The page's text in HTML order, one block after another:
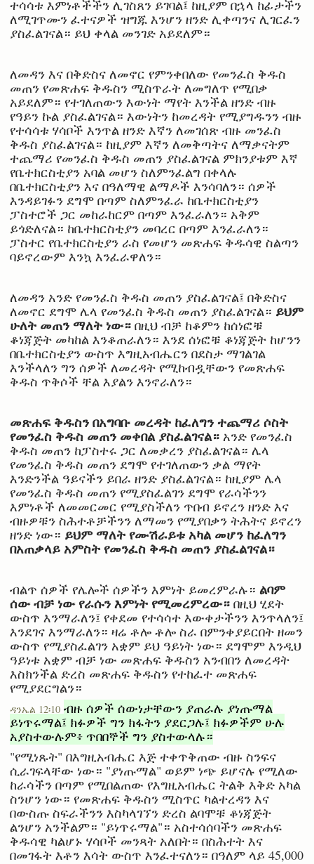
ተሳሳቱ እምነቶችችን ሊገስጸን ይገባል፤ ከዚያም በኋላ ከፊታችን
ለሚገጥሙን ፈተናዎች ዝግጁ እንሆን ዘንድ ሊቀጣንና ሊገርፈን
ያስፈልገናል። ይህ ቀላል መንገድ አይደለም።
ለመዳን እና በቅድስና ለመኖር የምንቀበለው የመንፈስ ቅዱስ
መጠን የመጽሐፍ ቅዱስን ሚስጥራት ለመግለጥ የሚበቃ
አይደለም። የተገለጠውን እውነት ማየት እንችል ዘንድ ብዙ
የዓይን ኩል ያስፈልገናል። እውነትን ከመረዳት የሚያግዱንን ብዙ
የተሳሳቱ ሃሳቦች እንጥል ዘንድ እኛን ለመገሰጽ ብዙ መንፈስ
ቅዱስ ያስፈልገናል። ከዚያም እኛን ለመቅጣትና ለማቃናትም
ተጨማሪ የመንፈስ ቅዱስ መጠን ያስፈልገናል ምክንያቱም እኛ
የቤተክርስቲያን አባል መሆን ስለምንፈልግ በቀላሉ
በቤተክርስቲያን እና በዓለማዊ ልማዶች እንሳባለን። ሰዎች
እንዳይገፉን ደግሞ በጣም ስለምንፈራ ከቤተክርስቲያን
ፓስተሮች ጋር መከራከርም በጣም እንፈራለን። አቅም
ይጎድለናል። ከቤተክርስቲያን መባረር በጣም እንፈራለን።
ፓስተር የቤተክርስቲያን ራስ የመሆን መጽሐፍ ቅዱሳዊ ስልጣን
ባይኖረውም እንኳ እንፈራዋለን።
ለመዳን አንድ የመንፈስ ቅዱስ መጠን ያስፈልገናል፤ በቅድስና
ለመኖር ደግሞ ሌላ የመንፈስ ቅዱስ መጠን ያስፈልገናል። ይህም
ሁለት መጠን ማለት ነው። በዚህ ብቻ ከቆምን ከሰነፎቹ
ቆነጃጅት መካከል እንቆጠራለን። እንደ ሰነፎቹ ቆነጃጅት ከሆንን
በቤተክርስቲያን ውስጥ እግዚአብሔርን በደስታ ማገልገል
እንችላለን ግን ሰዎች ለመረዳት የሚከብዷቸውን የመጽሐፍ
ቅዱስ ጥቅሶች ቸል እያልን እንኖራለን።
መጽሐፍ ቅዱስን በአግባቡ መረዳት ከፈለግን ተጨማሪ ሶስት
የመንፈስ ቅዱስ መጠን መቀበል ያስፈልገናል። አንድ የመንፈስ
ቅዱስ መጠን ከፓስተሩ ጋር ለመቃረን ያስፈልገናል። ሌላ
የመንፈስ ቅዱስ መጠን ደግሞ የተገለጠውን ቃል ማየት
እንድንችል ዓይናችን ይበራ ዘንድ ያስፈልገናል። ከዚያም ሌላ
የመንፈስ ቅዱስ መጠን የሚያስፈልገን ደግሞ የራሳችንን
እምነቶች ለመመርመር የሚያስችለን ጥበብ ይኖረን ዘንድ እና
ብዙዎቹን ስሕተቶቻችንን ለማመን የሚያበቃን ትሕትና ይኖረን
ዘንድ ነው። ይህም ማለት የሙሽራይቱ አካል መሆን ከፈለግን
በአጠቃላይ አምስት የመንፈስ ቅዱስ መጠን ያስፈልገናል።
ብልጥ ሰዎች የሌሎች ሰዎችን እምነት ይመረምራሉ። ልባም
ሰው ብቻ ነው የራሱን እምነት የሚመረምረው። በዚህ ሂደት
ውስጥ እንማራለን፤ የቀደመ የተሳሳተ እውቀታችንን እንጥላለን፤
እንደገና እንማራለን። ዛሬ ቶሎ ቶሎ ስራ በምንቀያይርበት ዘመን
ውስጥ የሚያስፈልገን አቋም ይህ ዓይነት ነው። ደግሞም እንዲህ
ዓይነቱ አቋም ብቻ ነው መጽሐፍ ቅዱስን አንብበን ለመረዳት
እስክንችል ድረስ መጽሐፍ ቅዱስን የተከፈተ መጽሐፍ
የሚያደርግልን።
ዳንኤል 12፡10 ብዙ ሰዎች ሰውነታቸውን ያጠራሉ ያነጡማል
ይነጥሩማል፤ ክፉዎች ግን ክፋትን ያደርጋሉ፤ ክፉዎችም ሁሉ
አያስተውሉም፥ ጥበበኞች ግን ያስተውላሉ።
"የሚነጹት" በእግዚአብሔር እጅ ተቀጥቅጠው ብዙ ስንፍና
ሲራገፍላቸው ነው። "ያነጡማል" ወይም ነጭ ይሆናሉ የሚለው
ከራሳችን በጣም የሚበልጠው የእግዚአብሔር ትልቅ እቅድ አካል
ስንሆን ነው። የመጽሐፍ ቅዱስን ሚስጥር ካልተረዳን እና
በውስጡ ስፍራችንን እስካላገኘን ድረስ ልባሞቹ ቆነጃጅት
ልንሆን አንችልም። "ይነጥሩማል"። አስተሳሰባችን መጽሐፍ
ቅዱሳዊ ካልሆኑ ሃሳቦች መንጻት አለበት። በስሕተት እና
በመገፋት እቶን እሳት ውስጥ እንፈተናለን። በዓለም ላይ 45,000